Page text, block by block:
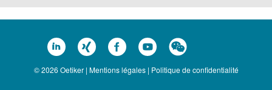
© 2026 Oetiker | Mentions légales| Politique de confidentialité